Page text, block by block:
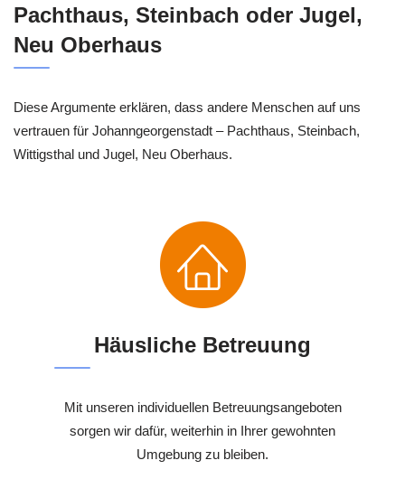
Pachthaus, Steinbach oder Jugel,
Neu Oberhaus
Diese Argumente erklären, dass andere Menschen auf uns
vertrauen für Johanngeorgenstadt – Pachthaus, Steinbach,
Wittigsthal und Jugel, Neu Oberhaus.
Häusliche Betreuung
Mit unseren individuellen Betreuungsangeboten
sorgen wir dafür, weiterhin in Ihrer gewohnten
Umgebung zu bleiben.